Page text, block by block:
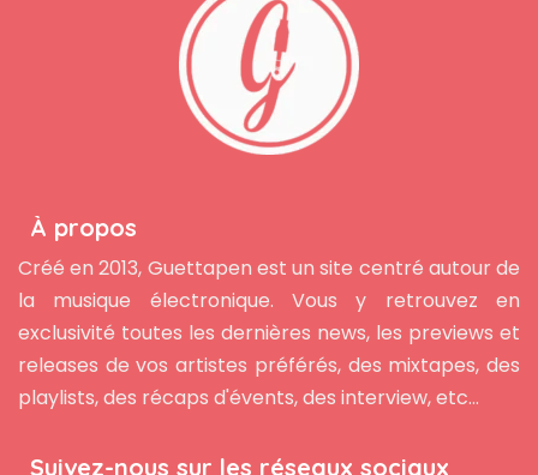
À propos
Créé en 2013, Guettapen est un site centré autour de
la musique électronique. Vous y retrouvez en
exclusivité toutes les dernières news, les previews et
releases de vos artistes préférés, des mixtapes, des
playlists, des récaps d'évents, des interview, etc...
Suivez-nous sur les réseaux sociaux